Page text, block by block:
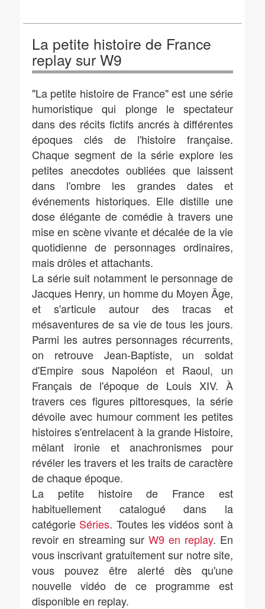
La petite histoire de France
replay sur W9
"La petite histoire de France" est une série
humoristique qui plonge le spectateur
dans des récits fictifs ancrés à différentes
époques clés de l'histoire française.
Chaque segment de la série explore les
petites anecdotes oubliées que laissent
dans l'ombre les grandes dates et
événements historiques. Elle distille une
dose élégante de comédie à travers une
mise en scène vivante et décalée de la vie
quotidienne de personnages ordinaires,
mais drôles et attachants.
La série suit notamment le personnage de
Jacques Henry, un homme du Moyen Âge,
et s'articule autour des tracas et
mésaventures de sa vie de tous les jours.
Parmi les autres personnages récurrents,
on retrouve Jean-Baptiste, un soldat
d'Empire sous Napoléon et Raoul, un
Français de l'époque de Louis XIV. À
travers ces figures pittoresques, la série
dévoile avec humour comment les petites
histoires s'entrelacent à la grande Histoire,
mêlant ironie et anachronismes pour
révéler les travers et les traits de caractère
de chaque époque.
La petite histoire de France est
habituellement catalogué dans la
catégorie Séries. Toutes les vidéos sont à
revoir en streaming sur W9 en replay. En
vous inscrivant gratuitement sur notre site,
vous pouvez être alerté dès qu'une
nouvelle vidéo de ce programme est
disponible en replay.